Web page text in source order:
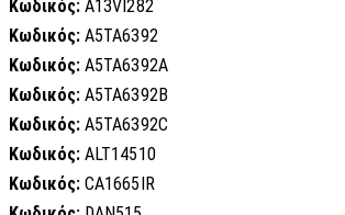
Κωδικός: A13VI282
Κωδικός: A5TA6392
Κωδικός: A5TA6392A
Κωδικός: A5TA6392B
Κωδικός: A5TA6392C
Κωδικός: ALT14510
Κωδικός: CA1665IR